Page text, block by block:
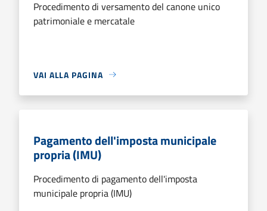
Procedimento di versamento del canone unico
patrimoniale e mercatale
VAI ALLA PAGINA
Pagamento dell'imposta municipale
propria (IMU)
Procedimento di pagamento dell'imposta
municipale propria (IMU)